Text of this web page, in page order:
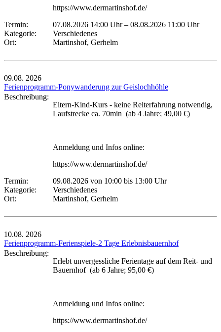
https://www.dermartinshof.de/
Termin:
07.08.2026 14:00 Uhr– 08.08.2026 11:00 Uhr
Kategorie:
Verschiedenes
Ort:
Martinshof, Gerhelm
09.08. 2026
Ferienprogramm-Ponywanderung zur Geislochhöhle
Beschreibung:
Eltern-Kind-Kurs - keine Reiterfahrung notwendig,
Laufstrecke ca. 70min (ab 4 Jahre; 49,00 €)
Anmeldung und Infos online:
https://www.dermartinshof.de/
Termin:
09.08.2026 von 10:00 bis 13:00 Uhr
Kategorie:
Verschiedenes
Ort:
Martinshof, Gerhelm
10.08. 2026
Ferienprogramm-Ferienspiele-2 Tage Erlebnisbauernhof
Beschreibung:
Erlebt unvergessliche Ferientage auf dem Reit- und
Bauernhof (ab 6 Jahre; 95,00 €)
Anmeldung und Infos online:
https://www.dermartinshof.de/